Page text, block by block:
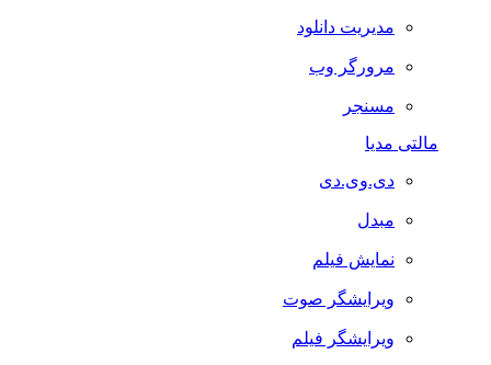
مدیریت دانلود
مرورگر وب
مسنجر
مالتی مدیا
دی.وی.دی
مبدل
نمایش فیلم
ویرایشگر صوت
ویرایشگر فیلم